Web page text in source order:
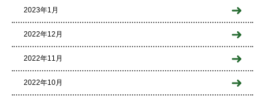
2023年1月
2022年12月
2022年11月
2022年10月